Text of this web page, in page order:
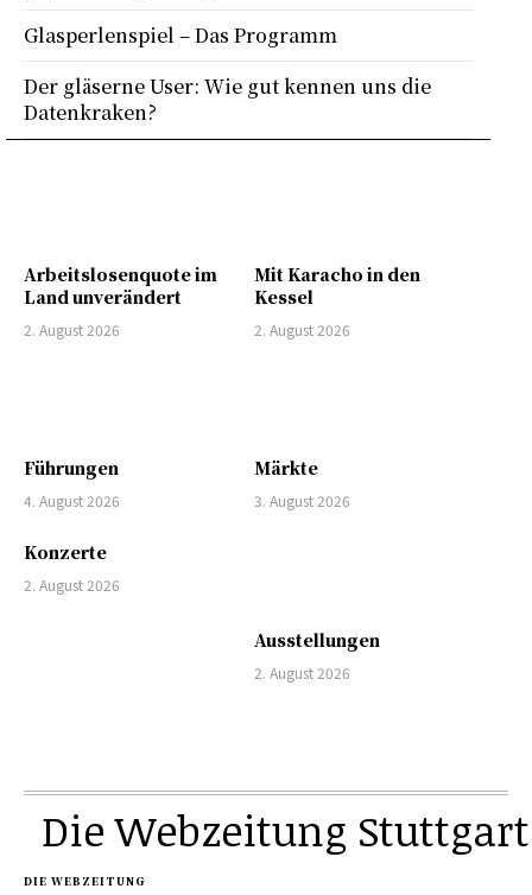
Arbeitslosenquote im
Land unverändert
2. August 2026
Mit Karacho in den
Kessel
2. August 2026
Führungen
4. August 2026
Märkte
3. August 2026
Konzerte
2. August 2026
Ausstellungen
2. August 2026
Glasperlenspiel – Das Programm
Der gläserne User: Wie gut kennen uns die
Datenkraken?
Die Webzeitung Stuttgart
DIE WEBZEITUNG